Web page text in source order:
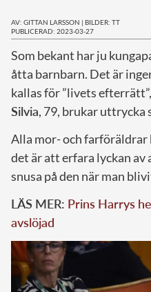
AV: GITTAN LARSSON | BILDER: TT
PUBLICERAD: 2023-03-27
Som bekant har ju
åtta barnbarn. Det är
kallas för ”livets
Silvia, 79, brukar uttrycka
Alla mor- och
det är att erfara lyckan av
snusa på den när man
LÄS MER: Prins Harrys
avslöjad